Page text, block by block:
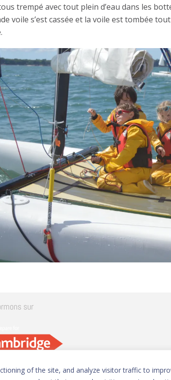
of the site, and analyze visitor traffic to
trempé avec tout plein d’eau dans les
s’est cassée et la voile est tombée
sur